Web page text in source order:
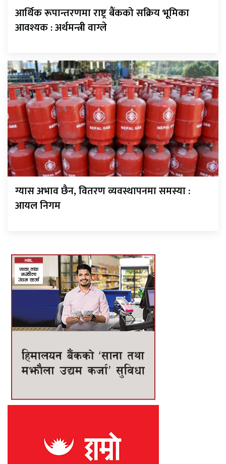
आर्थिक रूपान्तरणमा राष्ट्र बैंकको सक्रिय भूमिका
आवश्यक : अर्थमन्त्री वाग्ले
ग्यास अभाव छैन, वितरण व्यवस्थापनमा समस्या :
आयल निगम